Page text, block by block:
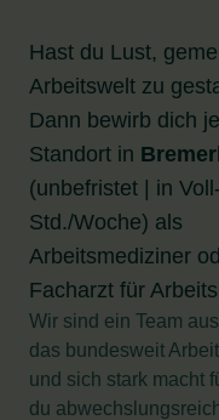
Hast du Lust,
Arbeitswelt zu
Dann bewirb dich
Standort in
(unbefristet | in
Std./Woche) als
Arbeitsmediziner
Facharzt für
Wir sind ein Team
das bundesweit
und sich stark macht
du